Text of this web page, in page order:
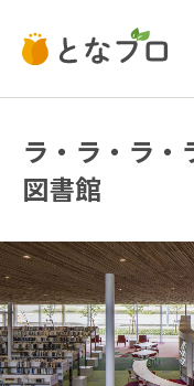
ラ・ラ・ラ
図書館